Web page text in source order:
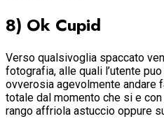
8) Ok Cupid
Verso qualsivoglia spaccato
fotografia, alle quali l’utente
ovverosia agevolmente andare
totale dal momento che si e
rango affriola astuccio oppure